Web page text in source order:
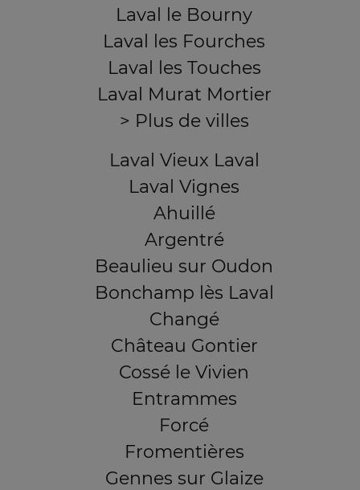
Laval le Bourny
Laval les Fourches
Laval les Touches
Laval Murat Mortier
> Plus de villes
Laval Vieux Laval
Laval Vignes
Ahuillé
Argentré
Beaulieu sur Oudon
Bonchamp lès Laval
Changé
Château Gontier
Cossé le Vivien
Entrammes
Forcé
Fromentières
Gennes sur Glaize